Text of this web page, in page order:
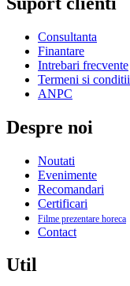
Consultanta
Finantare
Intrebari frecvente
Termeni si conditii
ANPC
Despre noi
Noutati
Evenimente
Recomandari
Certificari
Filme prezentare horeca
Contact
Util